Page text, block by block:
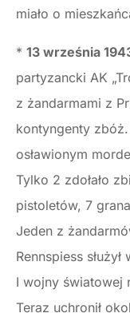
miało o
* 13 września
partyzancki AK
z żandarmami z
kontyngenty zbóż.
osławionym
Tylko 2 zdołało
pistoletów, 7
Jeden z
Rennspiess
I wojny światowej
Teraz uchronił